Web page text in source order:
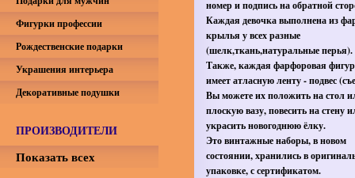
номер и подпись на обратной
Каждая девочка выполнена из
крылья у всех разные
(шелк,ткань,натуральные перья).
Также, каждая фарфоровая
имеет атласную ленту - подвес
Вы можете их положить на стол
плоскую вазу, повесить на стену
украсить новогоднюю ёлку.
Это винтажные наборы, в новом
состоянии, хранились в
упаковке, с сертификатом.
Фигурки профессии
Рождественские подарки
Украшения интерьера
Декоративные подушки
ПРОИЗВОДИТЕЛИ
Показать всех